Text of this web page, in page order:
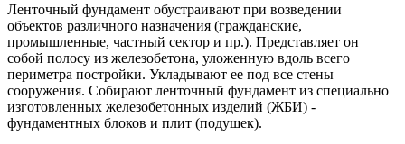
Ленточный фундамент обустраивают при возведении
объектов различного назначения (гражданские,
промышленные, частный сектор и пр.). Представляет он
собой полосу из железобетона, уложенную вдоль всего
периметра постройки. Укладывают ее под все стены
сооружения. Собирают ленточный фундамент из специально
изготовленных железобетонных изделий (ЖБИ) -
фундаментных блоков и плит (подушек).